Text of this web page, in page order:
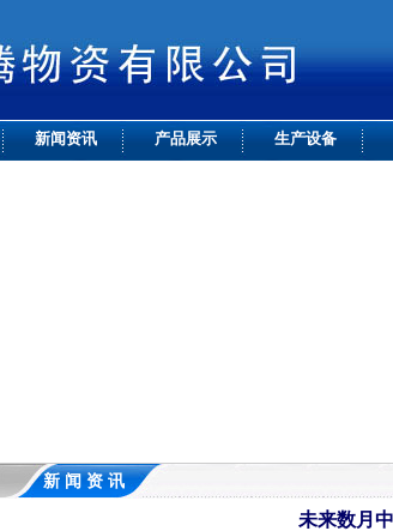
新闻资讯 产品展示 生产设备
新 闻 资 讯
未来数月